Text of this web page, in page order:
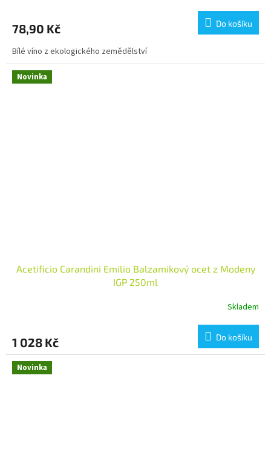
78,90 Kč Do košíku
Bílé víno z ekologického zemědělství
Novinka
Acetificio Carandini Emilio Balzamikový ocet z Modeny
IGP 250ml
Skladem
1 028 Kč Do košíku
Novinka